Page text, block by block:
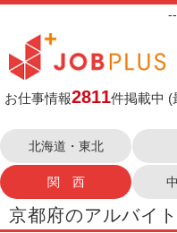
お仕事情報2811件掲載中 (
北海道・東北
関 西
京都府のアルバイ